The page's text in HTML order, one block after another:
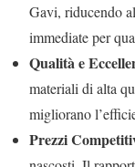
Gavi, riducendo
immediate per
Qualità e
materiali di alta
migliorano
Prezzi